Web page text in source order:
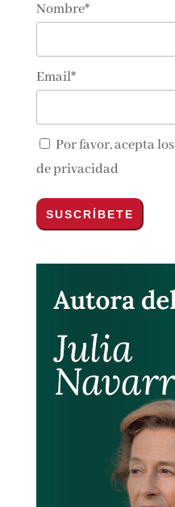
Nombre*
Email*
Por favor, acepta los
de privacidad